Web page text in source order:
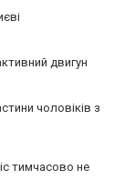
двигун
чоловіків з
тимчасово не